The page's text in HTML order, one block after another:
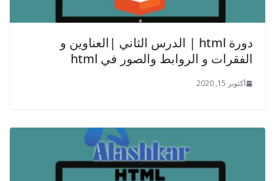
دورة html | الدرس الثاني |العناوين و
الفقرات و الروابط والصور في html
أكتوبر 15, 2020